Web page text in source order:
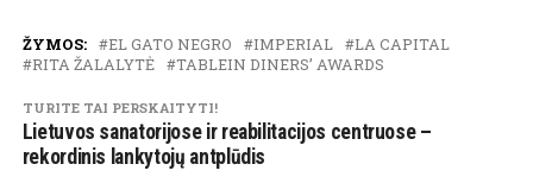
ŽYMOS: EL GATO NEGRO IMPERIAL
LA CAPITAL
RITA ŽALALYTĖ
TABLEIN DINERS’ AWARDS
TURITE TAI PERSKAITYTI!
Lietuvos sanatorijose ir reabilitacijos centruose –
rekordinis lankytojų antplūdis